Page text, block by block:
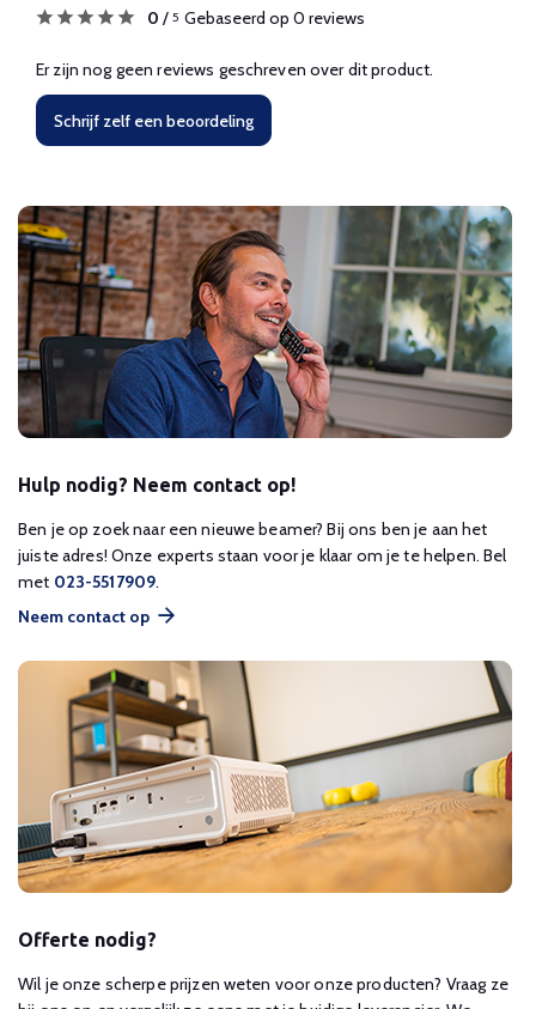
0 / 5 Gebaseerd op 0 reviews
Er zijn nog geen reviews geschreven over dit product.
Schrijf zelf een beoordeling
Hulp nodig? Neem contact op!
Ben je op zoek naar een nieuwe beamer? Bij ons ben je aan het
juiste adres! Onze experts staan voor je klaar om je te helpen. Bel
met 023-5517909.
Neem contact op
Offerte nodig?
Wil je onze scherpe prijzen weten voor onze producten? Vraag ze